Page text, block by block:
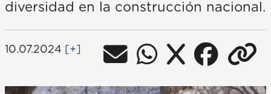
diversidad en la construcción nacional.
10.07.2024 [+]